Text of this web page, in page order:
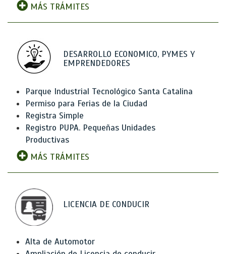
MÁS TRÁMITES
DESARROLLO ECONOMICO, PYMES Y
EMPRENDEDORES
Parque Industrial Tecnológico Santa Catalina
Permiso para Ferias de la Ciudad
Registra Simple
Registro PUPA. Pequeñas Unidades
Productivas
MÁS TRÁMITES
LICENCIA DE CONDUCIR
Alta de Automotor